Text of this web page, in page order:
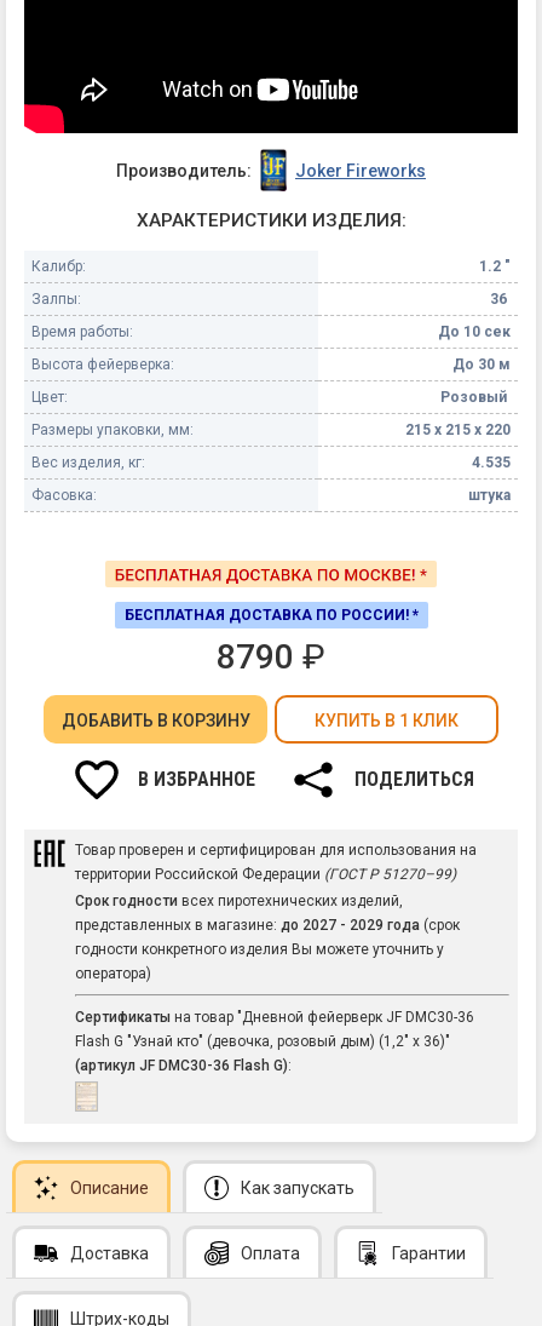
Производитель: Joker Fireworks
ХАРАКТЕРИСТИКИ ИЗДЕЛИЯ:
Калибр:
1.2 "
Залпы:
36
Время работы:
До 10 сек
Высота фейерверка:
До 30 м
Цвет:
Розовый
Размеры упаковки, мм:
215 х 215 х 220
Вес изделия, кг:
4.535
Фасовка:
штука
БЕСПЛАТНАЯ ДОСТАВКА ПО РОССИИ! *
8790 ₽
ДОБАВИТЬ В КОРЗИНУ КУПИТЬ В 1 КЛИК
В ИЗБРАННОЕ ПОДЕЛИТЬСЯ
Товар проверен и сертифицирован для использования на
территории Российской Федерации (ГОСТ Р 51270–99)
Срок годности всех пиротехнических изделий,
представленных в магазине: до 2027 - 2029 года (срок
годности конкретного изделия Вы можете уточнить у
оператора)
Сертификаты на товар "Дневной фейерверк JF DMC30-36
Flash G "Узнай кто" (девочка, розовый дым) (1,2" х 36)"
(артикул JF DMC30-36 Flash G):
Описание Как запускать
Доставка Оплата Гарантии
Штрих-коды